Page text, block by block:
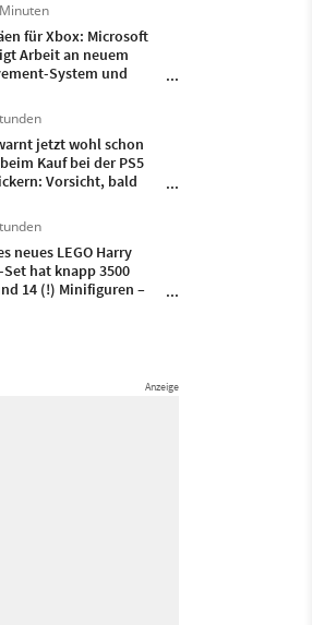
für Xbox: Microsoft
Arbeit an neuem
System und
jetzt wohl schon
Kauf bei der PS5
Vorsicht, bald
neues LEGO Harry
hat knapp 3500
14 (!) Minifiguren –